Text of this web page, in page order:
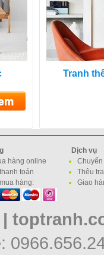
Tranh
hàng online
toán
hàng:
Dịch vụ
Thêu
Giao